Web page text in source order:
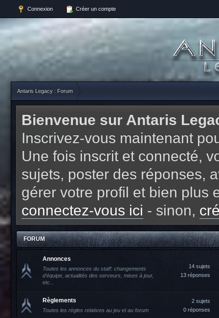
Connexion Créer un compte
Antaris Legacy : Forum
Bienvenue sur Antaris
Inscrivez-vous maintenant
Une fois inscrit et connecté,
sujets, poster des réponses,
gérer votre profil et bien plus
connectez-vous ici - sinon,
FORUM
Annonces
Toutes les annonces du staff: changements
d'équipe, actualités des serveurs, mises à jour,
etc...
14 sujets
13 réponses
Règlements
Toutes les règles relatives au jeu et au forum
2 sujets
0 réponses